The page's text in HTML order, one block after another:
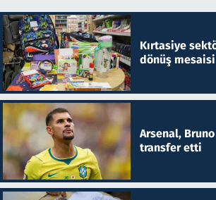
Kırtasiye
dönüş
Arsenal,
transfer etti